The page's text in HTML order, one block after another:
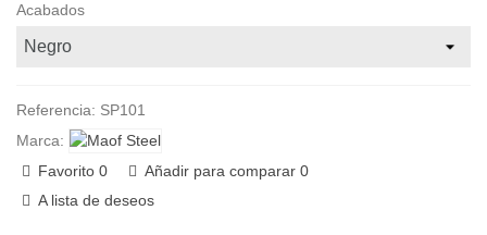
Acabados
Referencia: SP101
Marca:
Favorito 0 Añadir para comparar 0
A lista de deseos